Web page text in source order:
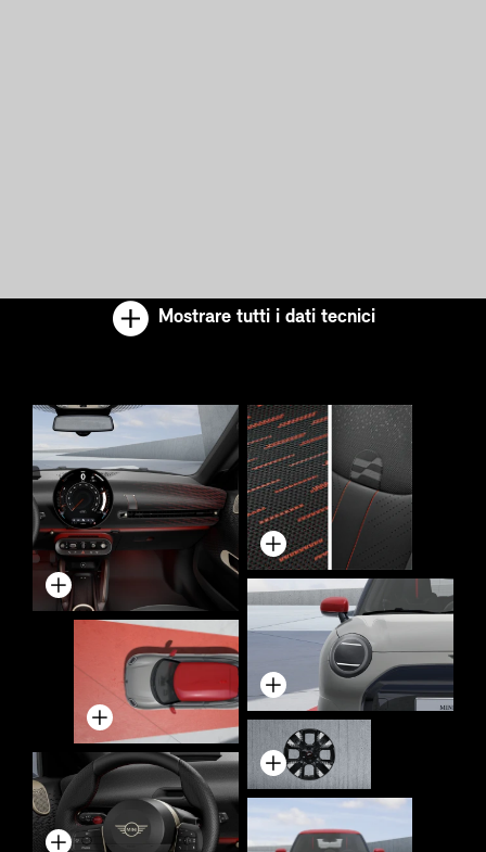
Mostrare tutti i dati tecnici